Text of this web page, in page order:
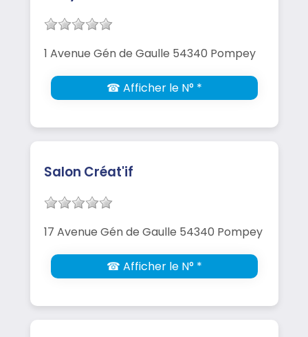
1 Avenue Gén de Gaulle 54340 Pompey
☎ Afficher le N° *
Salon Créat'if
17 Avenue Gén de Gaulle 54340 Pompey
☎ Afficher le N° *